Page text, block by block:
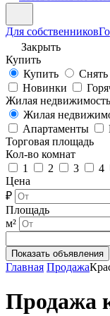
Для собственников
Закрыть
Купить
Купить
Снять
Новинки
Жилая недвижимость
Жилая
Апартаменты
Торговая площадь
Кол-во комнат
1
2 3 4
Цена
₽
Площадь
м²
Показать объявления
Главная Продажа
Продажа